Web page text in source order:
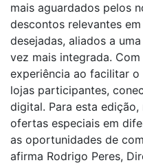
mais aguardados pelos
descontos relevantes
desejadas, aliados a
vez mais integrada.
experiência ao facilitar
lojas participantes,
digital. Para esta
ofertas especiais em
as oportunidades de
afirma Rodrigo Peres,